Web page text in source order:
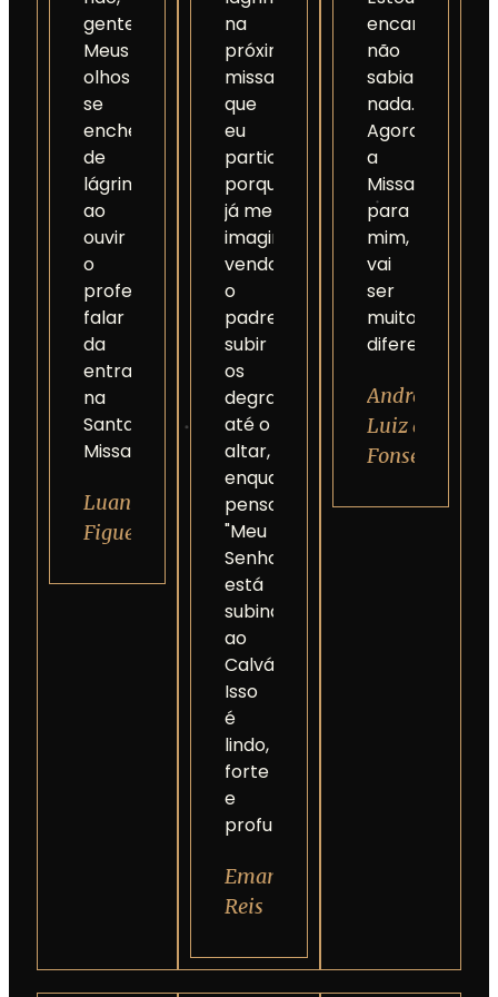
gente.
Meus
olhos
se
encheram
de
lágrimas
ao
ouvir
o
professor
falar
da
entrada
na
Santa
Missa.
Luan
Figueireto
na
próxima
missa
que
eu
participar,
porque
já me
imagino
vendo
o
padre
subir
os
degraus
até o
altar,
enquanto
penso:
"Meu
Senhor
está
subindo
ao
Calvário".
Isso
é
lindo,
forte
e
profundo.
Emanuelle
Reis
encantado,
não
sabia
nada.
Agora
a
Missa,
para
mim,
vai
ser
muito
diferente.
André
Luiz da
Fonseca